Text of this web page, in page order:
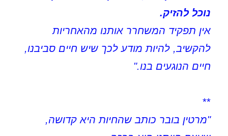
נוכל להזיק.
אין תפקיד המשחרר אותנו מהאחריות
להקשיב, להיות מודע לכך שיש חיים סביבנו,
חיים הנוגעים בנו."
**
"מרטין בובר כותב שהחיות היא קדושה,